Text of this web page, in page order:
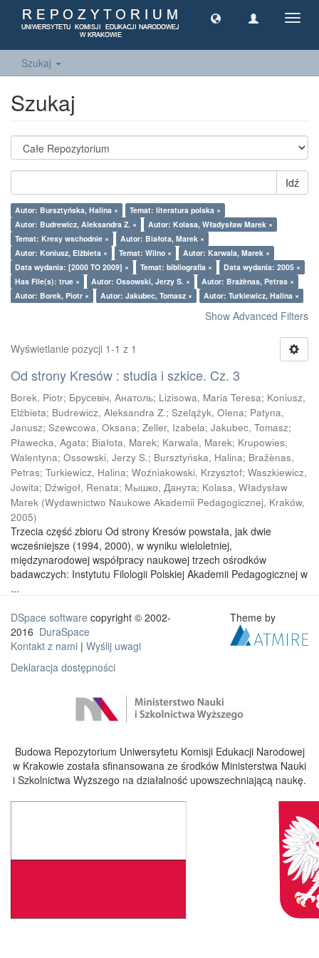
Szukaj
Szukaj
Idź
Autor: Bursztyńska, Halina ×
Temat: literatura polska ×
Autor: Budrewicz, Aleksandra Z. ×
Autor: Kolasa, Władysław Marek ×
Temat: Kresy wschodnie ×
Autor: Białota, Marek ×
Autor: Koniusz, Elżbieta ×
Temat: Wilno ×
Autor: Karwala, Marek ×
Data wydania: [2000 TO 2009] ×
Temat: bibliografia ×
Data wydania: 2005 ×
Has File(s): true ×
Autor: Ossowski, Jerzy S. ×
Autor: Bražènas, Petras ×
Autor: Borek, Piotr ×
Autor: Jakubec, Tomasz × Autor: Turkiewicz, Halina ×
Show Advanced Filters
Wyświetlanie pozycji 1-1 z 1
Od strony Kresów : studia i szkice. Cz. 3
Borek, Piotr; Брусевіч, Анатоль; Lizisowa, Maria Teresa; Koniusz,
Elżbieta; Budrewicz, Aleksandra Z.; Szelążyk, Olena; Patyna,
Janusz; Szewcowa, Oksana; Zeller, Izabela; Jakubec, Tomasz;
Pławecka, Agata; Białota, Marek; Karwala, Marek; Krupowies,
Walentyna; Ossowski, Jerzy S.; Bursztyńska, Halina; Bražènas,
Petras; Turkiewicz, Halina; Woźniakowski, Krzysztof; Waszkiewicz,
Jowita; Dźwigoł, Renata; Мышко, Данута; Kolasa, Władysław
Marek (Wydawnictwo Naukowe Akademii Pedagogicznej, Kraków,
2005)
Trzecia część zbioru Od strony Kresów powstała, jak dwie
wcześniejsze (1994, 2000), w wyniku wieloletniej,
międzynarodowej współpracy naukowej trzech ośrodków
badawczych: Instytutu Filologii Polskiej Akademii Pedagogicznej w
...
DSpace software copyright © 2002-
2016 DuraSpace
Kontakt z nami | Wyślij uwagi
Deklaracja dostępności
Theme by
Budowa Repozytorium Uniwersytetu Komisji Edukacji Narodowej
w Krakowie została sfinansowana ze środków Ministerstwa Nauki
i Szkolnictwa Wyższego na działalność upowszechniającą naukę.